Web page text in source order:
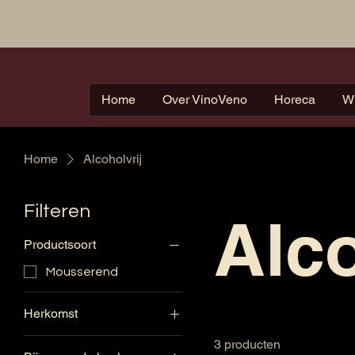
Home Over VinoVeno Horeca
Home Alcoholvrij
Filteren
Productsoort
Mousserend
Herkomst
3 producten